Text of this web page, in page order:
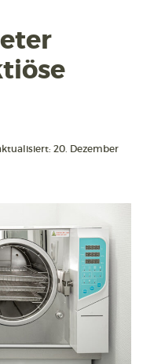
20. Dezember